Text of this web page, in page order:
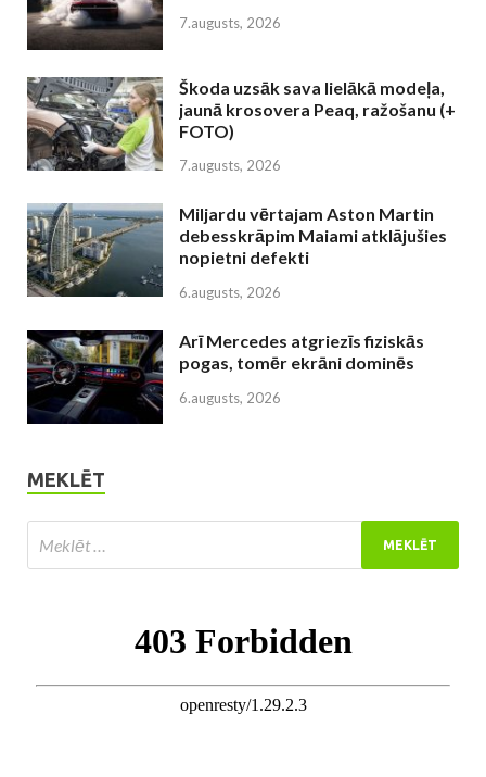
7.augusts, 2026
Škoda uzsāk sava lielākā modeļa,
jaunā krosovera Peaq, ražošanu (+
FOTO)
7.augusts, 2026
Miljardu vērtajam Aston Martin
debesskrāpim Maiami atklājušies
nopietni defekti
6.augusts, 2026
Arī Mercedes atgriezīs fiziskās
pogas, tomēr ekrāni dominēs
6.augusts, 2026
MEKLĒT